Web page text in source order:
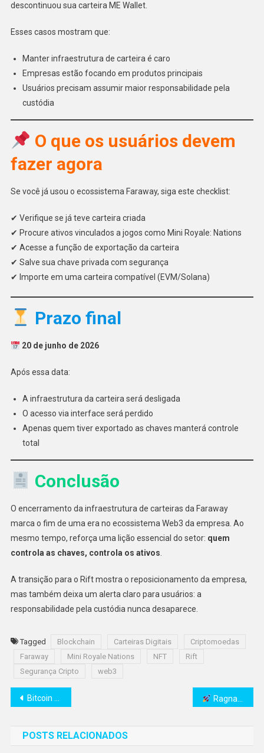
descontinuou sua carteira ME Wallet.
Esses casos mostram que:
Manter infraestrutura de carteira é caro
Empresas estão focando em produtos principais
Usuários precisam assumir maior responsabilidade pela
custódia
O que os usuários devem
fazer agora
Se você já usou o ecossistema Faraway, siga este checklist:
✔ Verifique se já teve carteira criada
✔ Procure ativos vinculados a jogos como Mini Royale: Nations
✔ Acesse a função de exportação da carteira
✔ Salve sua chave privada com segurança
✔ Importe em uma carteira compatível (EVM/Solana)
Prazo final
20 de junho de 2026
Após essa data:
A infraestrutura da carteira será desligada
O acesso via interface será perdido
Apenas quem tiver exportado as chaves manterá controle
total
Conclusão
O encerramento da infraestrutura de carteiras da Faraway
marca o fim de uma era no ecossistema Web3 da empresa. Ao
mesmo tempo, reforça uma lição essencial do setor: quem
controla as chaves, controla os ativos.
A transição para o Rift mostra o reposicionamento da empresa,
mas também deixa um alerta claro para usuários: a
responsabilidade pela custódia nunca desaparece.
Tagged Blockchain Carteiras Digitais
Criptomoedas
Faraway
Mini Royale Nations NFT
Rift
Segurança Cripto
web3
Navegação
Post
Bitcoin pode cair para US$ 50 mil no 3º trimestre e formar “fundo macro”, apontam analistas Ragnarok Breaker chega ao ar com Nine Chronicles e evento crossover com PetPop
POSTS RELACIONADOS